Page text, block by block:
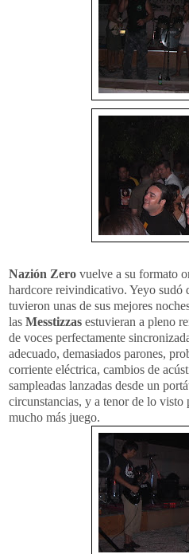
Nazión Zero vuelve a su formato
hardcore reivindicativo. Yeyo sudó
tuvieron unas de sus mejores
las Messtizzas estuvieran a pleno
de voces perfectamente
adecuado, demasiados parones,
corriente eléctrica, cambios de
sampleadas lanzadas desde un
circunstancias, y a tenor de lo
mucho más juego.